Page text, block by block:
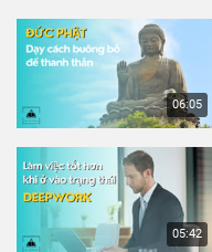
06:05
05:42